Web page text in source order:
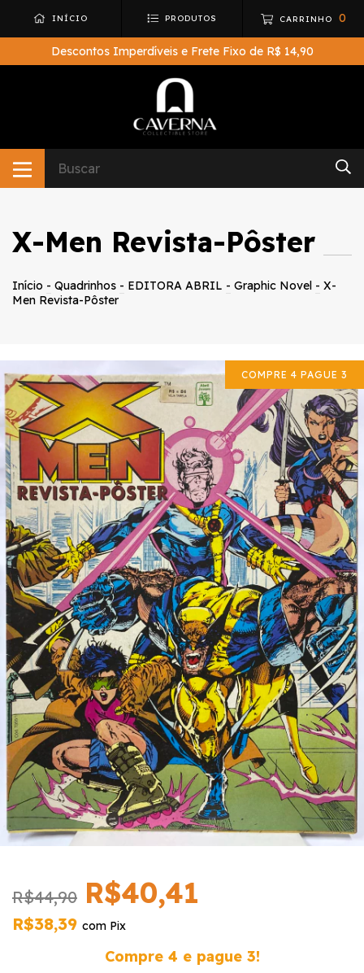
INÍCIO PRODUTOS CARRINHO 0
Descontos Imperdíveis e Frete Fixo de R$ 14,90
X-Men Revista-Pôster
Início - Quadrinhos - EDITORA ABRIL - Graphic Novel - X-
Men Revista-Pôster
COMPRE 4 PAGUE 3
R$44,90 R$40,41
R$38,39 com Pix
Compre 4 e pague 3!